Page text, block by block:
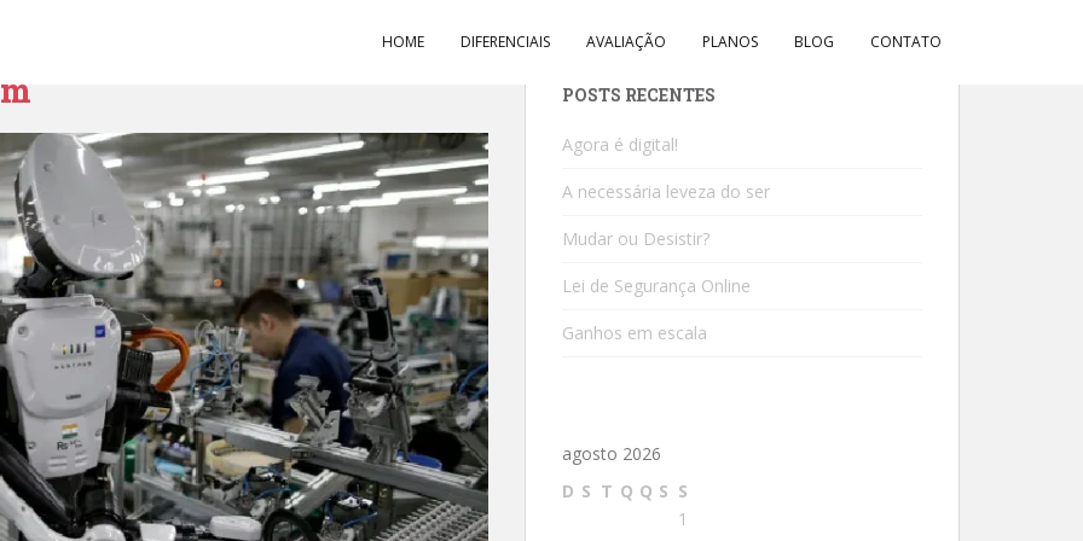
HOME DIFERENCIAIS AVALIAÇÃO PLANOS BLOG CONTATO
POSTS RECENTES
Agora é digital!
A necessária leveza do ser
Mudar ou Desistir?
Lei de Segurança Online
Ganhos em escala
agosto 2026
D S T Q Q S S
1